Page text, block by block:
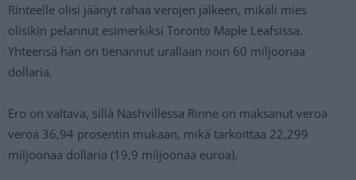
Rinteelle olisi jäänyt rahaa verojen jälkeen, mikäli mies
olisikin pelannut esimerkiksi Toronto Maple Leafsissa.
Yhteensä hän on tienannut urallaan noin 60 miljoonaa
dollaria.
Ero on valtava, sillä Nashvillessa Rinne on maksanut veroa
veroa 36,94 prosentin mukaan, mikä tarkoittaa 22,299
miljoonaa dollaria (19,9 miljoonaa euroa).